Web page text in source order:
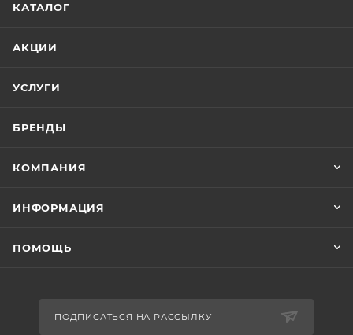
КАТАЛОГ
АКЦИИ
УСЛУГИ
БРЕНДЫ
КОМПАНИЯ
ИНФОРМАЦИЯ
ПОМОЩЬ
ПОДПИСАТЬСЯ НА РАССЫЛКУ